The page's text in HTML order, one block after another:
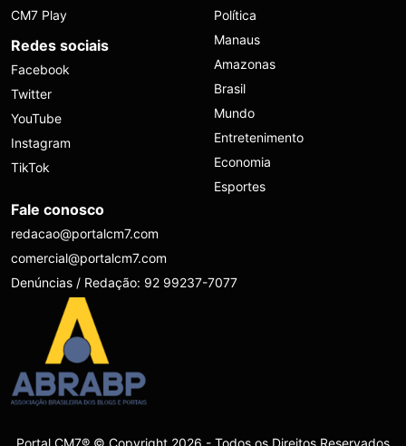
CM7 Play
Redes sociais
Facebook
Twitter
YouTube
Instagram
TikTok
Política
Manaus
Amazonas
Brasil
Mundo
Entretenimento
Economia
Esportes
Fale conosco
redacao@portalcm7.com
comercial@portalcm7.com
Denúncias / Redação: 92 99237-7077